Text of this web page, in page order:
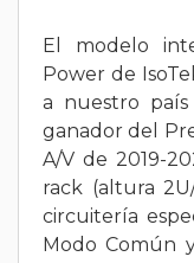
El modelo
Power de
a nuestro
ganador del
A/V de 2019-
rack (altura
circuitería
Modo Común